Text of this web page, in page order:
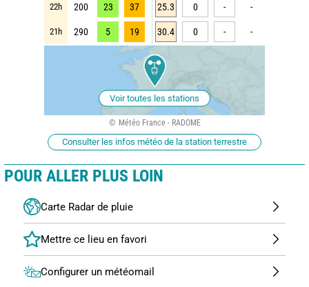
22h 200 23 37 25.3 0 - -
21h 290 5 19 30.4 0 - -
Voir toutes les stations
Météo France - RADOME
Consulter les infos météo de la station terrestre
POUR ALLER PLUS LOIN
Carte Radar de pluie
Configurer un météomail